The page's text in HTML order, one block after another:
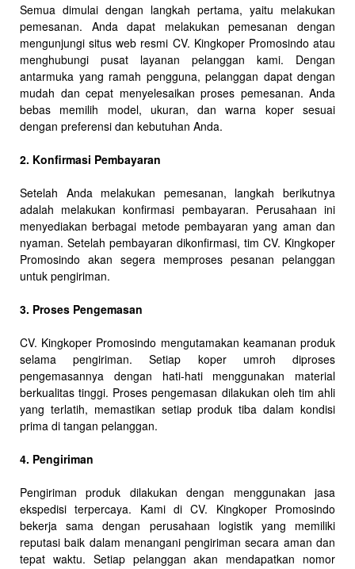
Semua dimulai dengan langkah pertama, yaitu melakukan
pemesanan. Anda dapat melakukan pemesanan dengan
mengunjungi situs web resmi CV. Kingkoper Promosindo atau
menghubungi pusat layanan pelanggan kami. Dengan
antarmuka yang ramah pengguna, pelanggan dapat dengan
mudah dan cepat menyelesaikan proses pemesanan. Anda
bebas memilih model, ukuran, dan warna koper sesuai
dengan preferensi dan kebutuhan Anda.
2. Konfirmasi Pembayaran
Setelah Anda melakukan pemesanan, langkah berikutnya
adalah melakukan konfirmasi pembayaran. Perusahaan ini
menyediakan berbagai metode pembayaran yang aman dan
nyaman. Setelah pembayaran dikonfirmasi, tim CV. Kingkoper
Promosindo akan segera memproses pesanan pelanggan
untuk pengiriman.
3. Proses Pengemasan
CV. Kingkoper Promosindo mengutamakan keamanan produk
selama pengiriman. Setiap koper umroh diproses
pengemasannya dengan hati-hati menggunakan material
berkualitas tinggi. Proses pengemasan dilakukan oleh tim ahli
yang terlatih, memastikan setiap produk tiba dalam kondisi
prima di tangan pelanggan.
4. Pengiriman
Pengiriman produk dilakukan dengan menggunakan jasa
ekspedisi terpercaya. Kami di CV. Kingkoper Promosindo
bekerja sama dengan perusahaan logistik yang memiliki
reputasi baik dalam menangani pengiriman secara aman dan
tepat waktu. Setiap pelanggan akan mendapatkan nomor